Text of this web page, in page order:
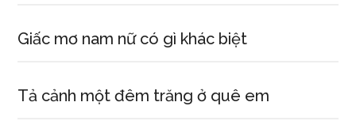
Giấc mơ nam nữ có gì khác biệt
Tả cảnh một đêm trăng ở quê em